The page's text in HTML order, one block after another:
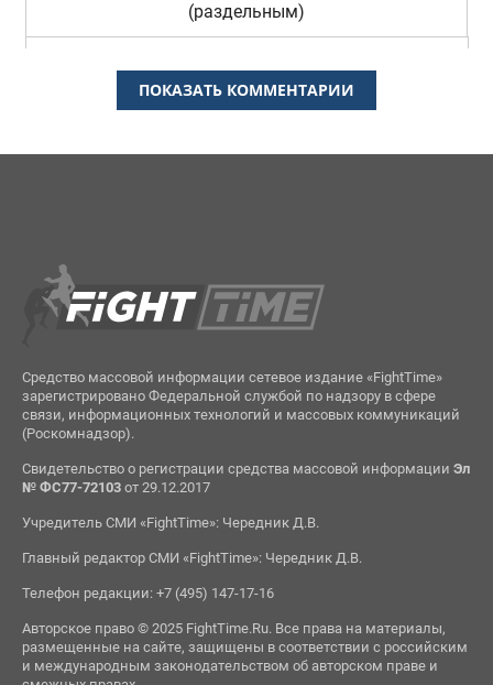
(раздельным)
ПОКАЗАТЬ КОММЕНТАРИИ
Средство массовой информации сетевое издание «FightTime»
зарегистрировано Федеральной службой по надзору в сфере
связи, информационных технологий и массовых коммуникаций
(Роскомнадзор).
Свидетельство о регистрации средства массовой информации Эл
№ ФС77-72103от 29.12.2017
Учредитель СМИ «FightTime»: Чередник Д.В.
Главный редактор СМИ «FightTime»: Чередник Д.В.
Телефон редакции: +7 (495) 147-17-16
Авторское право © 2025 FightTime.Ru. Все права на материалы,
размещенные на сайте, защищены в соответствии с российским
и международным законодательством об авторском праве и